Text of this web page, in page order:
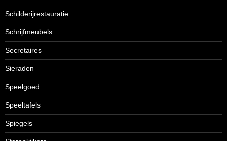
Schilderijrestauratie
Schrijfmeubels
Secretaires
Sieraden
Speelgoed
Speeltafels
Spiegels